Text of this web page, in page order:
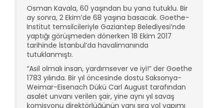
Osman Kavala, 60 yaşından bu yana tutuklu. Bir
ay sonra, 2 Ekim’de 68 yaşına basacak. Goethe-
Institut temsilcileriyle Gaziantep Belediyesi’nde
yaptığı görüşmeden dönerken 18 Ekim 2017
tarihinde İstanbul’da havalimanında
tutuklanmıştı.
“Asil olmalı insan, yardımsever ve iyi!” der Goethe
1783 yılında. Bir yıl öncesinde dostu Saksonya-
Weimar-Eisenach Dükü Carl August tarafından
asalet unvanı verilen şair, yine aynı yıl savaş
komisyonu direktörlüğünün yanı sıra yol yapımı